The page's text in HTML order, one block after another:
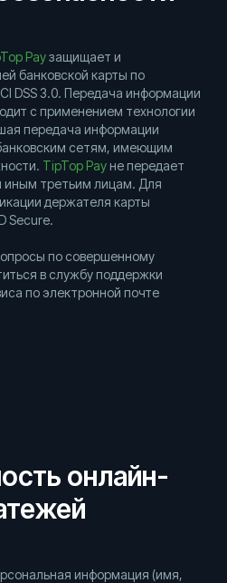
Payзащищает и
банковской карты по
DSS 3.0. Передача информации
с применением технологии
передача информации
сетям, имеющим
TipTop Payне передает
третьим лицам. Для
держателя карты
Secure.
по совершенному
в службу поддержки
по электронной почте
онлайн-
информация (имя,